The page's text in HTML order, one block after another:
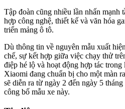
Tập đoàn cũng nhiều lần nhấn mạnh
hợp công nghệ, thiết kế và văn hóa
triển mảng ô tô.
Dù thông tin về nguyên mẫu xuất
chế, sự kết hợp giữa việc chạy thử
điệp hé lộ và hoạt động hợp tác
Xiaomi đang chuẩn bị cho một màn
sẽ diễn ra từ ngày 2 đến ngày 5
công bố mẫu xe này.